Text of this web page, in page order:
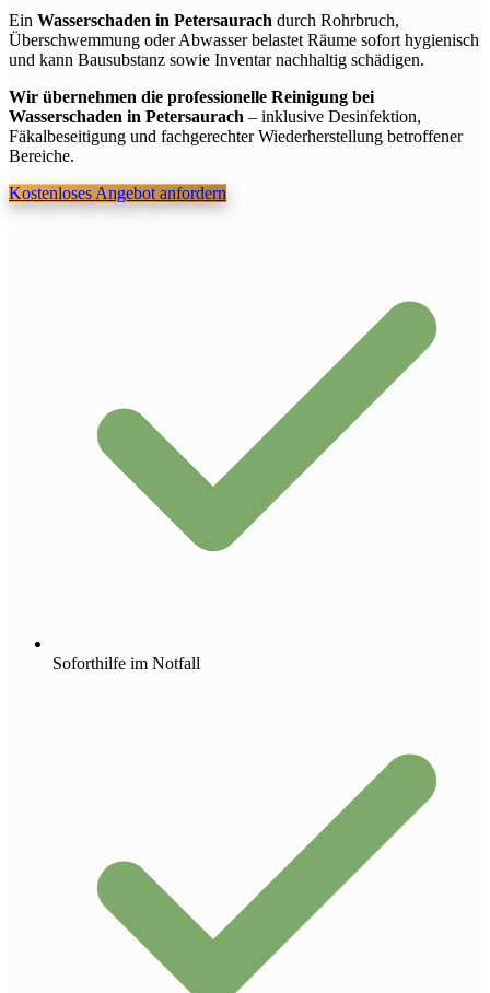
Ein Wasserschaden in Petersaurach durch Rohrbruch,
Überschwemmung oder Abwasser belastet Räume sofort hygienisch
und kann Bausubstanz sowie Inventar nachhaltig schädigen.
Wir übernehmen die professionelle Reinigung bei
Wasserschaden in Petersaurach– inklusive Desinfektion,
Fäkalbeseitigung und fachgerechter Wiederherstellung betroffener
Bereiche.
Kostenloses Angebot anfordern
Soforthilfe im Notfall